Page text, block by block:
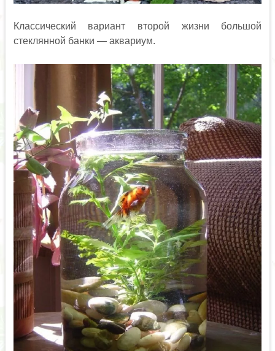
Классический вариант второй жизни большой
стеклянной банки — аквариум.